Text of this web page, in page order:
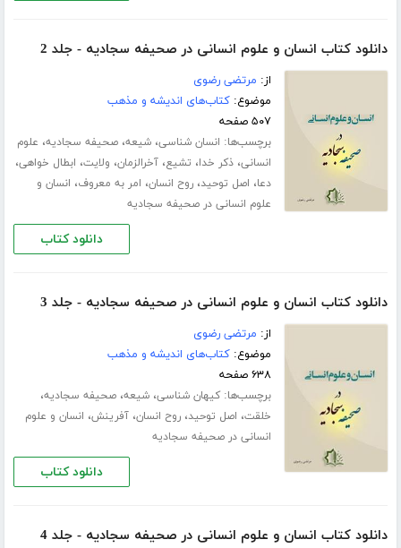
دانلود کتاب انسان و علوم انسانی در صحیفه سجادیه - جلد 2
از: مرتضی رضوی
موضوع:کتاب‌های اندیشه و مذهب
۵۰۷ صفحه
برچسب‌ها: انسان شناسی،شیعه،صحیفه سجادیه، علوم
انسانی،ذکر خدا، تشیع،آخرالزمان، ولایت، ابطال خواهی،
دعا، اصل توحید،روح انسان، امر به معروف، انسان و
علوم انسانی در صحیفه سجادیه
دانلود کتاب
دانلود کتاب انسان و علوم انسانی در صحیفه سجادیه - جلد 3
از: مرتضی رضوی
موضوع:کتاب‌های اندیشه و مذهب
۶۳۸ صفحه
برچسب‌ها:کیهان شناسی،شیعه،صحیفه سجادیه،
خلقت، اصل توحید،روح انسان،آفرینش، انسان و علوم
انسانی در صحیفه سجادیه
دانلود کتاب
دانلود کتاب انسان و علوم انسانی در صحیفه سجادیه - جلد 4